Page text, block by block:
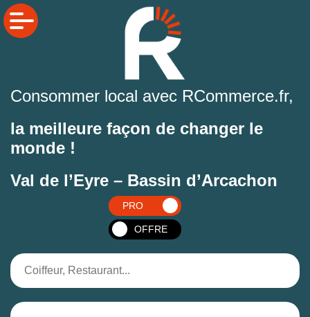
Consommer local avec RCommerce.fr,
la meilleure façon de changer le
monde !
Val de l’Eyre – Bassin d’Arcachon
PRO
OFFRE